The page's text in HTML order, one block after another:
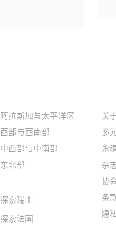
阿拉斯加与太平洋区
西部与西南部
中西部与中南部
东北部
探索瑞士
探索法国
关
多
永
杂
协
条
隐